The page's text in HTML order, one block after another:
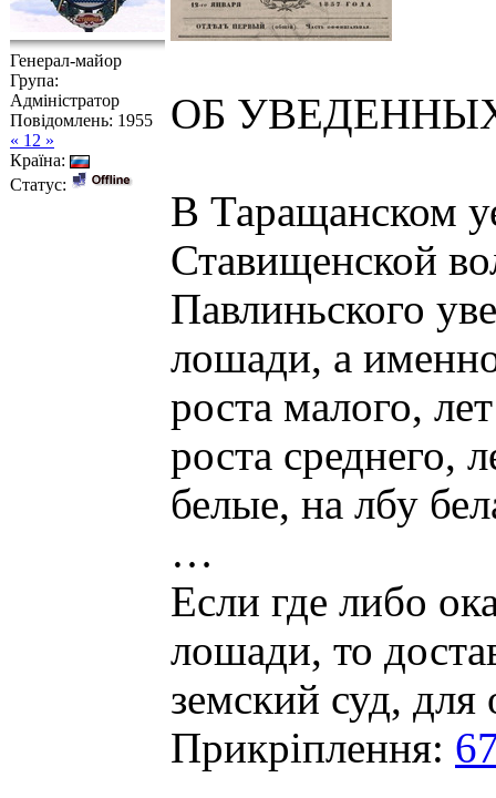
Генерал-майор
Група:
Адміністратор
Повідомлень: 1955
« 12 »
Країна:
Статус:
ОБ
В Таращанском
Ставищенской
Павлиньского
лошади, а
роста малого,
роста среднего,
белые, на лбу
…
Если где либо
лошади, то
земский суд,
Прикріплення: